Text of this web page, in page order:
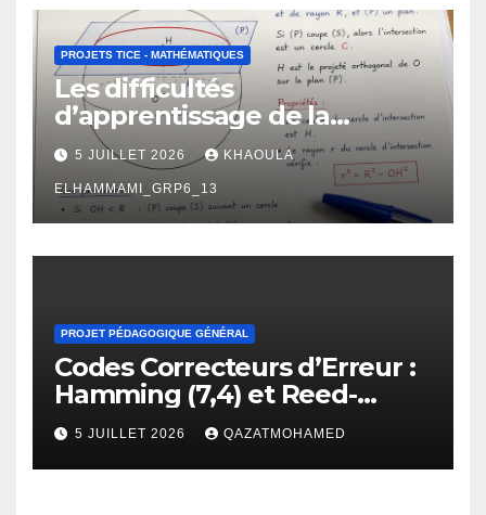
PROJETS TICE - MATHÉMATIQUES
Les difficultés
d’apprentissage de la
géométrie chez les élèves de
2 -ème BAC : manifestations,
causes et propositions de
remédiation.
5 JUILLET 2026 KHAOULA
ELHAMMAMI_GRP6_13
PROJET PÉDAGOGIQUE GÉNÉRAL
Codes Correcteurs d’Erreur :
Hamming (7,4) et Reed-
Solomon
5 JUILLET 2026 QAZATMOHAMED